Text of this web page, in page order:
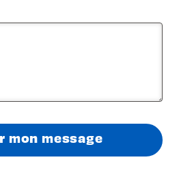
mon message